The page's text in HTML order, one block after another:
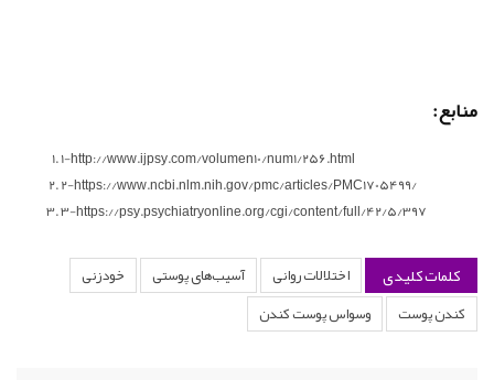
منابع:
1-http://www.ijpsy.com/volumen10/num1/256.html
2-https://www.ncbi.nlm.nih.gov/pmc/articles/PMC1705499/
3-https://psy.psychiatryonline.org/cgi/content/full/42/5/397
کلمات کلیدی اختلالات روانی آسیب‌های پوستی
خودزنی
کندن پوست
وسواس پوست کندن